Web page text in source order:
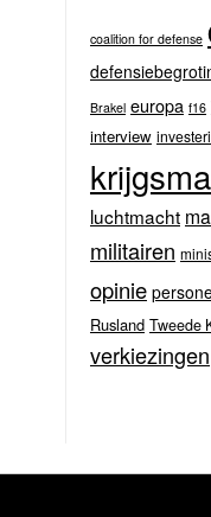
coalition for defense
Brakel europa f16
interview
luchtmacht
militairen
opinie
Rusland Tweede
verkiezingen